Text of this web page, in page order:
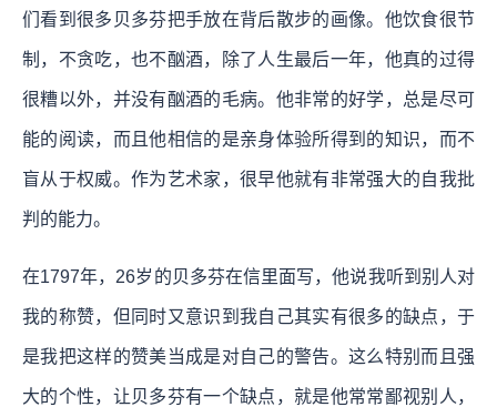
们看到很多贝多芬把手放在背后散步的画像。他饮食很节
制，不贪吃，也不酗酒，除了人生最后一年，他真的过得
很糟以外，并没有酗酒的毛病。他非常的好学，总是尽可
能的阅读，而且他相信的是亲身体验所得到的知识，而不
盲从于权威。作为艺术家，很早他就有非常强大的自我批
判的能力。
在1797年，26岁的贝多芬在信里面写，他说我听到别人对
我的称赞，但同时又意识到我自己其实有很多的缺点，于
是我把这样的赞美当成是对自己的警告。这么特别而且强
大的个性，让贝多芬有一个缺点，就是他常常鄙视别人，